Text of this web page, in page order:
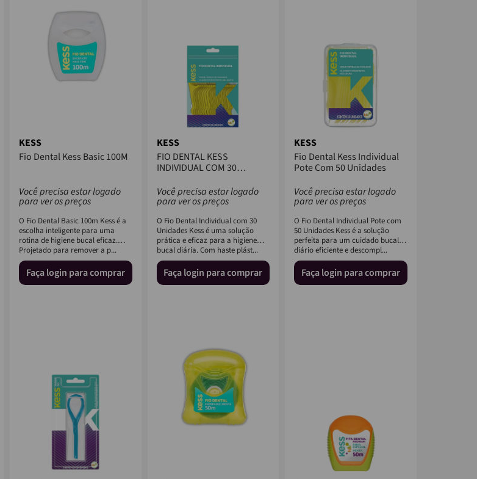
KESS
Fio Dental Kess Basic 100M
Você precisa estar logado
para ver os preços
O Fio Dental Basic 100m Kess é a
escolha inteligente para uma
rotina de higiene bucal eficaz.
Projetado para remover a p...
Faça login para comprar
KESS
FIO DENTAL KESS
INDIVIDUAL COM 30
Você precisa estar logado
para ver os preços
O Fio Dental Individual com 30
Unidades Kess é uma solução
prática e eficaz para a higiene
bucal diária. Com haste plást...
Faça login para comprar
KESS
Fio Dental Kess Individual
Pote Com 50 Unidades
Você precisa estar logado
para ver os preços
O Fio Dental Individual Pote com
50 Unidades Kess é a solução
perfeita para um cuidado bucal
diário eficiente e descompl...
Faça login para comprar